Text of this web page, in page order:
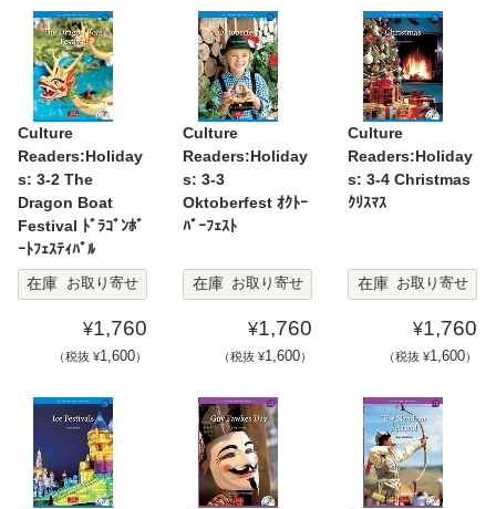
Culture
Readers:Holiday
s: 3-2 The
Dragon Boat
Festival ﾄﾞﾗｺﾞﾝﾎﾞ
ｰﾄﾌｪｽﾃｨﾊﾞﾙ
在庫
お取り寄せ
¥1,760
（税抜 ¥1,600）
Culture
Readers:Holiday
s: 3-3
Oktoberfest ｵｸﾄｰ
ﾊﾞｰﾌｪｽﾄ
在庫 お取り寄せ
¥1,760
（税抜 ¥1,600）
Culture
Readers:Holiday
s: 3-4 Christmas
ｸﾘｽﾏｽ
在庫 お取り寄せ
¥1,760
（税抜 ¥1,600）